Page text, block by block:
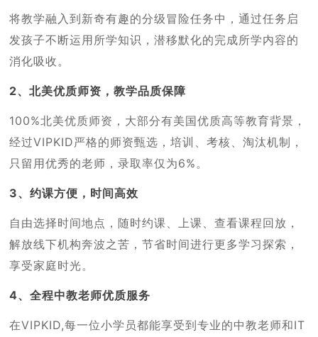
将教学融入到新奇有趣的分级冒险任务中，通过任务启
发孩子不断运用所学知识，潜移默化的完成所学内容的
消化吸收。
2、北美优质师资，教学品质保障
100%北美优质师资，大部分有美国优质高等教育背景，
经过VIPKID严格的师资甄选，培训、考核、淘汰机制，
只留用优秀的老师，录取率仅为6%。
3、约课方便，时间高效
自由选择时间地点，随时约课、上课、查看课程回放，
解放线下机构奔波之苦，节省时间进行更多学习探索，
享受家庭时光。
4、全程中教老师优质服务
在VIPKID,每一位小学员都能享受到专业的中教老师和IT